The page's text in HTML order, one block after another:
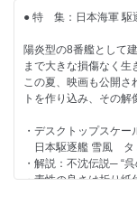
・タミヤプラモデル
・第3回モデラーズダ
・モデラーズフェス
・でものはつもの
・ブックレビュー
・モデリングJASDF：
・ 模型をよりリアル
・ワールドスケールモ
・MA色彩ゼミナール
・Follow Your Heart：
【情 報】
・モデルアート厳選!
さー
ファインモールド1/
帝国海軍 零式艦上戦
・定番からニューアイ
性塗料
【NEW KIT REVIEW】
・ニッサン スカイラ
ガワ1/24:北澤志朗
● 特 集：日本海軍 駆
陽炎型の8番艦として
まで大きな損傷なく生
この夏、映画も公開さ
トを作り込み、その解
・デスクトップスケー
日本駆逐艦 雪風 タ
・解説：不沈伝説─ “
・素性の良さは折り紙